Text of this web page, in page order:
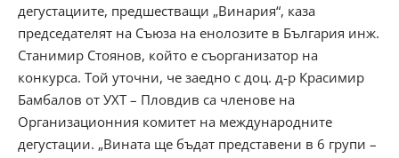
дегустациите, предшестващи „Винария“, каза
председателят на Съюза на енолозите в България инж.
Станимир Стоянов, който е съорганизатор на
конкурса. Той уточни, че заедно с доц. д-р Красимир
Бамбалов от УХТ – Пловдив са членове на
Организационния комитет на международните
дегустации. „Вината ще бъдат представени в 6 групи –